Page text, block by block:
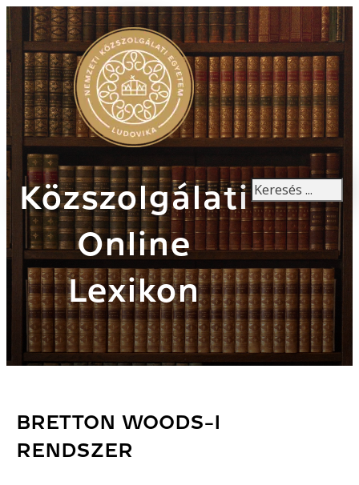
Közszolgálati
Online
Lexikon
Keresés
BRETTON WOODS-I
RENDSZER